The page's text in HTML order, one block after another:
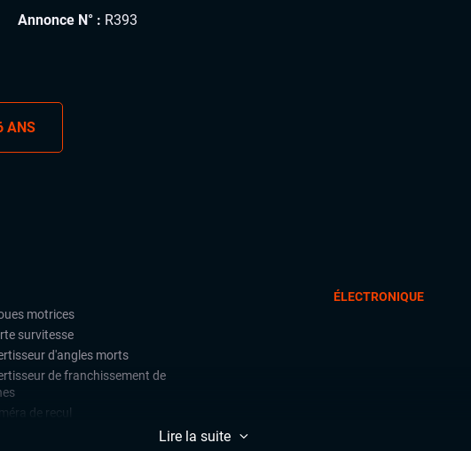
Annonce N° : R393
ANS
motrices
survitesse
d'angles morts
de franchissement de
de recul
de signalisation routière
ÉLECTRONIQUE
Lire la suite